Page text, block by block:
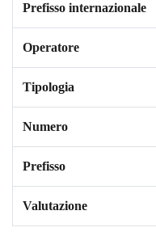
Prefisso internazionale
Operatore
Tipologia
Numero
Prefisso
Valutazione